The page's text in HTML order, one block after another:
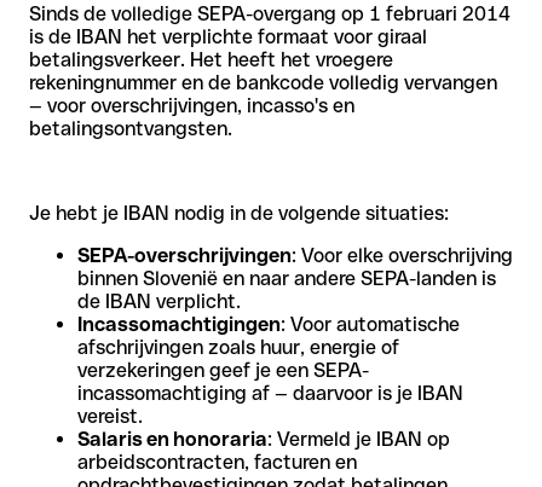
Sinds de volledige SEPA-overgang op 1 februari 2014
is de IBAN het verplichte formaat voor giraal
betalingsverkeer. Het heeft het vroegere
rekeningnummer en de bankcode volledig vervangen
— voor overschrijvingen, incasso's en
betalingsontvangsten.
Je hebt je IBAN nodig in de volgende situaties:
SEPA-overschrijvingen: Voor elke overschrijving
binnen Slovenië en naar andere SEPA-landen is
de IBAN verplicht.
Incassomachtigingen: Voor automatische
afschrijvingen zoals huur, energie of
verzekeringen geef je een SEPA-
incassomachtiging af — daarvoor is je IBAN
vereist.
Salaris en honoraria: Vermeld je IBAN op
arbeidscontracten, facturen en